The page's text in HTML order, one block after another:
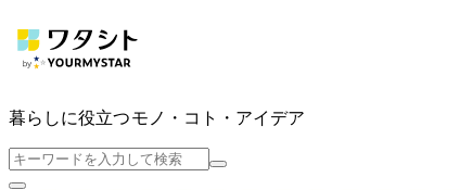
暮らしに役立つモノ・コト・アイデア